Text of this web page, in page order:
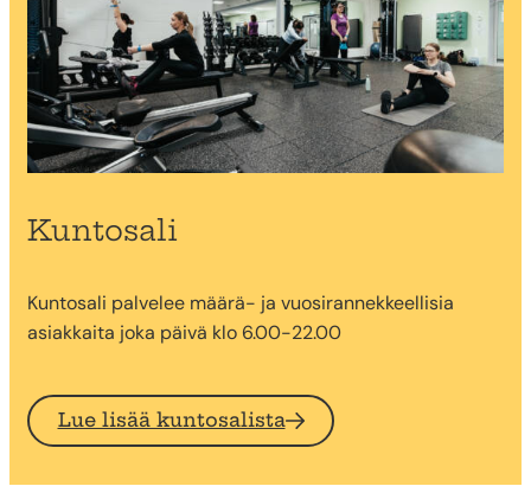
Kuntosali
Kuntosali palvelee määrä- ja vuosirannekkeellisia
asiakkaita joka päivä klo 6.00-22.00
Lue lisää kuntosalista